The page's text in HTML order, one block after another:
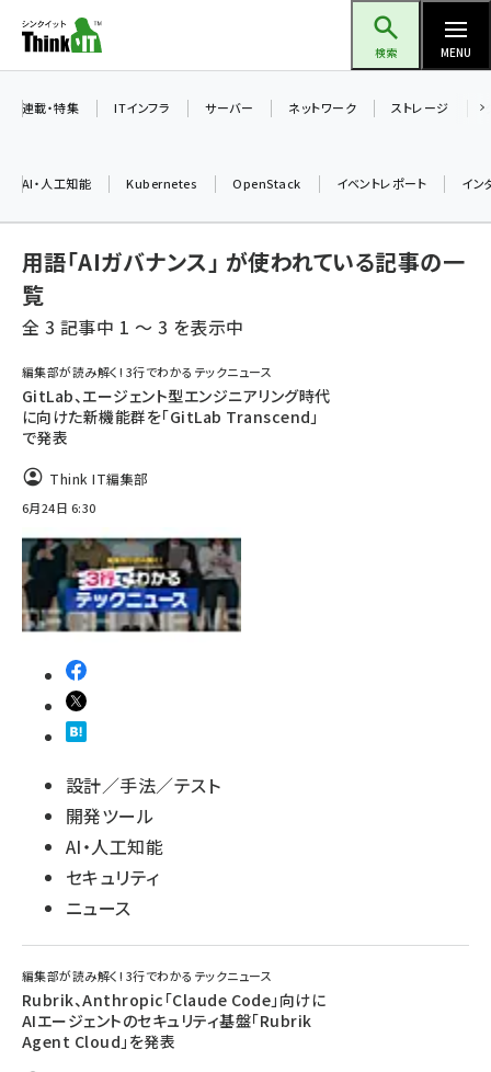
ン
ツ
検索 MENU
ai (2524)
iot女子会 (2305)
北海道をのんびり旅する晴山佳須夫のヒント集！ (2072)
drupal (1984)
abc123 (1382)
連載・特集 ITインフラ サーバー ネットワーク ストレージ
AI・人工知能 Kubernetes OpenStack イベントレポート イン
用語「AIガバナンス」 が使われている記事の一
覧
全 3 記事中 1 ～ 3 を表示中
編集部が読み解く! 3行でわかるテックニュース
GitLab、エージェント型エンジニアリング時代
に向けた新機能群を「GitLab Transcend」
で発表
Think IT編集部
6月24日 6:30
設計／手法／テスト
開発ツール
AI・人工知能
セキュリティ
ニュース
編集部が読み解く! 3行でわかるテックニュース
Rubrik、Anthropic「Claude Code」向けに
AIエージェントのセキュリティ基盤「Rubrik
Agent Cloud」を発表